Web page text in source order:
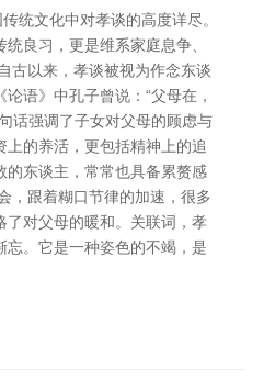
统文化中对孝谈的高度详尽。
良习，更是维系家庭息争、
古以来，孝谈被视为作念东谈
语》中孔子曾说：“父母在，
话强调了子女对父母的顾虑与
上的养活，更包括精神上的追
的东谈主，常常也具备累赘感
，跟着糊口节律的加速，很多
了对父母的暖和。关联词，孝
忘。它是一种姿色的不竭，是